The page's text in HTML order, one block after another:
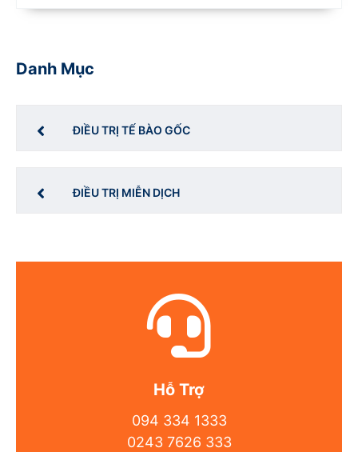
Danh Mục
ĐIỀU TRỊ TẾ BÀO GỐC
ĐIỀU TRỊ MIỄN DỊCH
Hỗ Trợ
094 334 1333
0243 7626 333